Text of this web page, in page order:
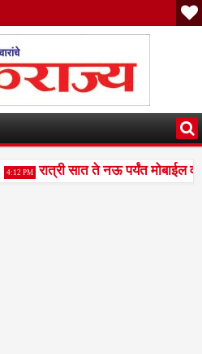
4:12 PM
रात्री सात ते नऊ पर्यंत मोबाईल व